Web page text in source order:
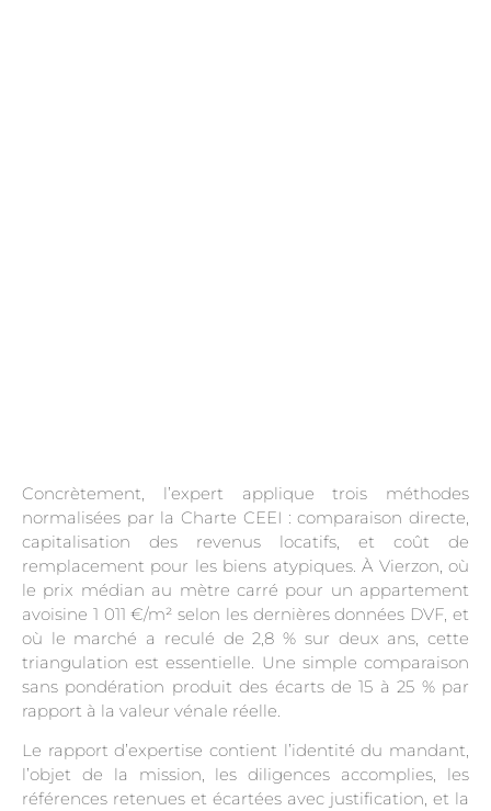
Concrètement, l’expert applique trois méthodes
normalisées par la Charte CEEI : comparaison directe,
capitalisation des revenus locatifs, et coût de
remplacement pour les biens atypiques. À Vierzon, où
le prix médian au mètre carré pour un appartement
avoisine 1 011 €/m² selon les dernières données DVF, et
où le marché a reculé de 2,8 % sur deux ans, cette
triangulation est essentielle. Une simple comparaison
sans pondération produit des écarts de 15 à 25 % par
rapport à la valeur vénale réelle.
Le rapport d’expertise contient l’identité du mandant,
l’objet de la mission, les diligences accomplies, les
références retenues et écartées avec justification, et la